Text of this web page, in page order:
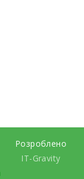
Розроблено
IT-Gravity